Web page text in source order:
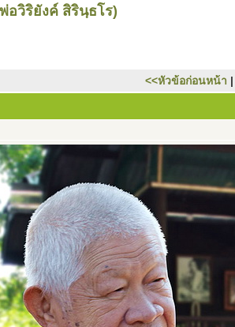
อวิริยังค์ สิรินฺธโร)
<<หัวข้อก่อนหน้า |